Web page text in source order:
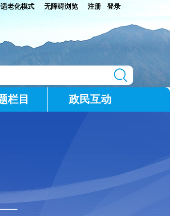
老化模式 无障碍浏览 注册 登录
栏目 政民互动